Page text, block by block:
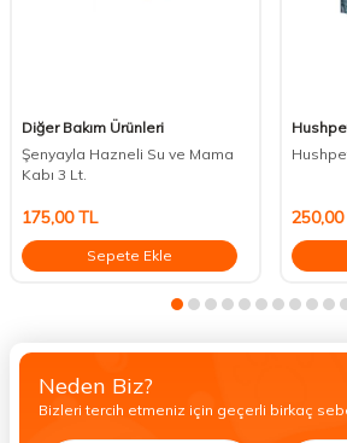
Diğer Bakım Ürünleri
Şenyayla Hazneli Su ve Mama
Kabı 3 Lt.
175,00TL
Sepete Ekle
250,00
Neden Biz?
Bizleri tercih etmeniz için geçerli birkaç